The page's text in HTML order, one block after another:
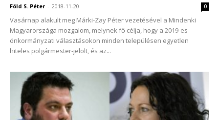
Föld S. Péter - 2018-11-20 0
Vasárnap alakult meg Márki-Zay Péter vezetésével a Mindenki
Magyarországa mozgalom, melynek fő célja, hogy a 2019-es
önkormányzati választásokon minden településen egyetlen
hiteles polgármester-jelölt, és az...